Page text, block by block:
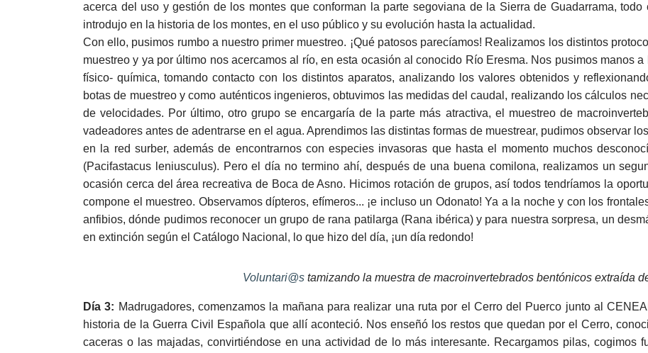
acerca del uso y gestión de los montes que conforman la parte segoviana de la Sierra de Guadarrama,
introdujo en la historia de los montes, en el uso público y su evolución hasta la actualidad.
Con ello, pusimos rumbo a nuestro primer muestreo. ¡Qué patosos parecíamos! Realizamos los distintos
muestreo y ya por último nos acercamos al río, en esta ocasión al conocido Río Eresma. Nos pusimos manos
físico- química, tomando contacto con los distintos aparatos, analizando los valores obtenidos y
botas de muestreo y como auténticos ingenieros, obtuvimos las medidas del caudal, realizando los cálculos
de velocidades. Por último, otro grupo se encargaría de la parte más atractiva, el muestreo de
vadeadores antes de adentrarse en el agua. Aprendimos las distintas formas de muestrear, pudimos observar
en la red surber, además de encontrarnos con especies invasoras que hasta el momento muchos
(Pacifastacus leniusculus). Pero el día no termino ahí, después de una buena comilona, realizamos un
ocasión cerca del área recreativa de Boca de Asno. Hicimos rotación de grupos, así todos tendríamos la
compone el muestreo. Observamos dípteros, efímeros... ¡e incluso un Odonato! Ya a la noche y con los
anfibios, dónde pudimos reconocer un grupo de rana patilarga (Rana ibérica) y para nuestra sorpresa, un
en extinción según el Catálogo Nacional, lo que hizo del día, ¡un día redondo!
Voluntari@s tamizando la muestra de macroinvertebrados bentónicos extraída
Día 3: Madrugadores, comenzamos la mañana para realizar una ruta por el Cerro del Puerco junto al
historia de la Guerra Civil Española que allí aconteció. Nos enseñó los restos que quedan por el Cerro,
caceras o las majadas, convirtiéndose en una actividad de lo más interesante. Recargamos pilas, cogimos